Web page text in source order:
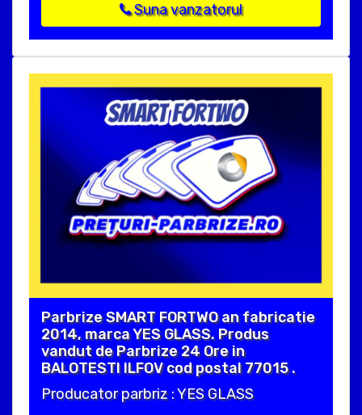
Suna vanzatorul
Parbrize SMART FORTWO an fabricatie
2014, marca YES GLASS. Produs
vandut de Parbrize 24 Ore in
BALOTESTI ILFOV cod postal 77015 .
Producator parbriz : YES GLASS